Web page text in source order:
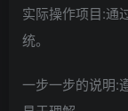
实际操作项目:通
统。
一步一步的说明: